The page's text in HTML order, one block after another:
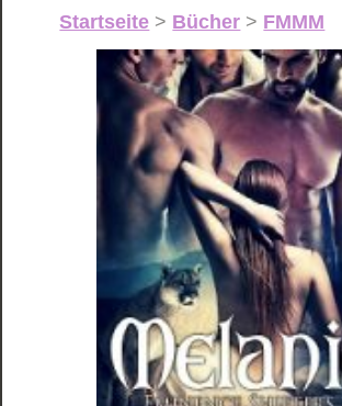
Startseite > Bücher > FMMM